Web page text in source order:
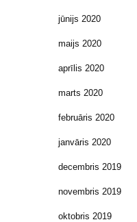
jūnijs 2020
maijs 2020
aprīlis 2020
marts 2020
februāris 2020
janvāris 2020
decembris 2019
novembris 2019
oktobris 2019